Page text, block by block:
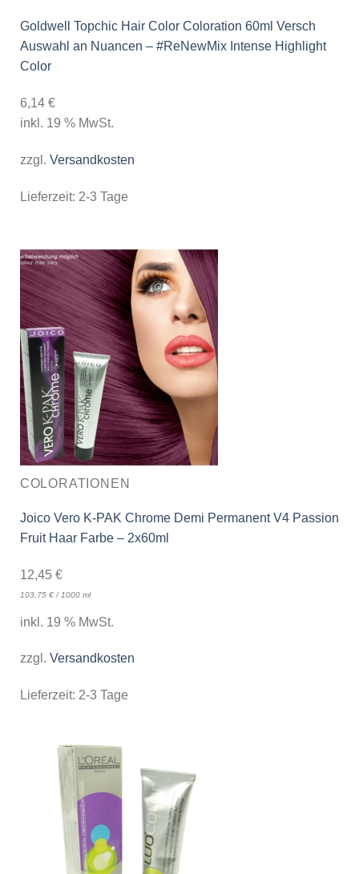
Goldwell Topchic Hair Color Coloration 60ml Versch
Auswahl an Nuancen – #ReNewMix Intense Highlight
Color
6,14 €
inkl. 19 % MwSt.
zzgl. Versandkosten
Lieferzeit: 2-3 Tage
COLORATIONEN
Joico Vero K-PAK Chrome Demi Permanent V4 Passion
Fruit Haar Farbe – 2x60ml
12,45 €
103,75 €/ 1000 ml
inkl. 19 % MwSt.
zzgl. Versandkosten
Lieferzeit: 2-3 Tage